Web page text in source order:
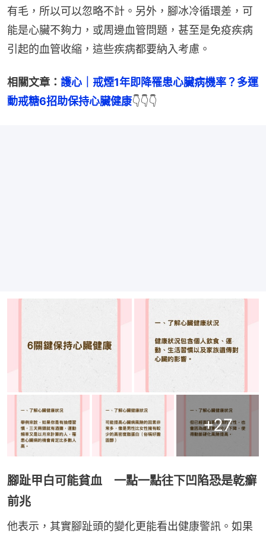
有毛，所以可以忽略不計。另外，腳冰冷循環差，可
能是心臟不夠力，或周邊血管問題，甚至是免疫疾病
引起的血管收縮，這些疾病都要納入考慮。
相關文章： 護心｜戒煙1年即降罹患心臟病機率？多運
動戒糖6招助保持心臟健康👇👇👇
+27
腳趾甲白可能貧血 一點一點往下凹陷恐是乾癬
前兆
他表示，其實腳趾頭的變化更能看出健康警訊。如果